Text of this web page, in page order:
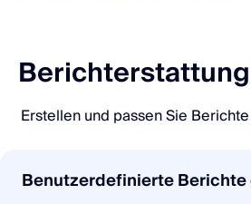
Erstellen und passen Sie
Benutzerdefinierte